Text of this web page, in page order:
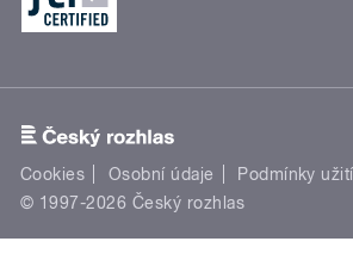
Cookies Osobní údaje Podmínky užití
© 1997-2026 Český rozhlas